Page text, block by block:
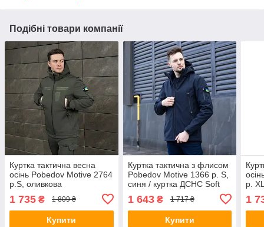
Подібні товари компанії
Куртка тактична весна
осінь Pobedov Motive 2764
р.S, оливкова
1 735 ₴ 1 809 ₴
Купити
Куртка тактична з флисом
Pobedov Motive 1366 р. S,
синя / куртка ДСНС Soft
1 643₴ 1 717 ₴
Купити
р.
1